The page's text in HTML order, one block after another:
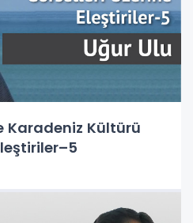
Karadeniz Kültürü